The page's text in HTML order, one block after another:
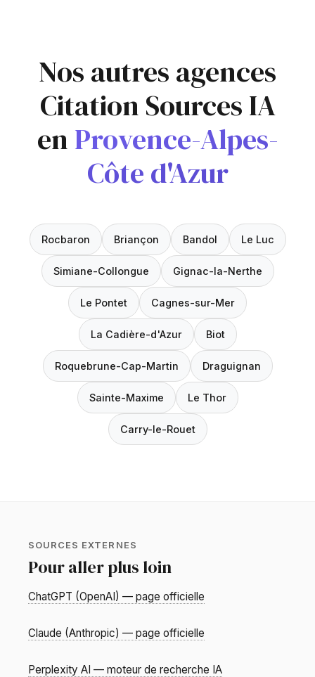
Nos autres agences
Citation Sources IA
en Provence-Alpes-
Côte d'Azur
Rocbaron Briançon Bandol Le Luc
Simiane-Collongue Gignac-la-Nerthe
Le Pontet Cagnes-sur-Mer
La Cadière-d'Azur Biot
Roquebrune-Cap-Martin Draguignan
Sainte-Maxime Le Thor
Carry-le-Rouet
SOURCES EXTERNES
Pour aller plus loin
ChatGPT (OpenAI) — page officielle
Claude (Anthropic) — page officielle
Perplexity AI — moteur de recherche IA